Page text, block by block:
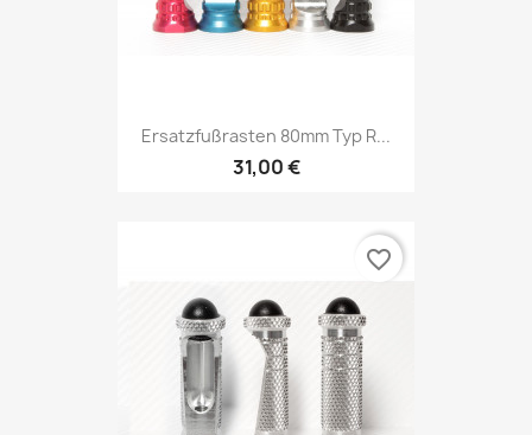
Ersatzfußrasten 80mm Typ R...
31,00 €
favorite_border